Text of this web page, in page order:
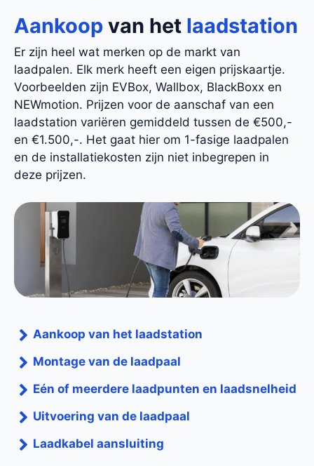
Aankoop van het laadstation
Er zijn heel wat merken op de markt van
laadpalen. Elk merk heeft een eigen prijskaartje.
Voorbeelden zijn EVBox, Wallbox, BlackBoxx en
NEWmotion. Prijzen voor de aanschaf van een
laadstation variëren gemiddeld tussen de €500,-
en €1.500,-. Het gaat hier om 1-fasige laadpalen
en de installatiekosten zijn niet inbegrepen in
deze prijzen.
Aankoop van het laadstation
Montage van de laadpaal
Eén of meerdere laadpunten en laadsnelheid
Uitvoering van de laadpaal
Laadkabel aansluiting